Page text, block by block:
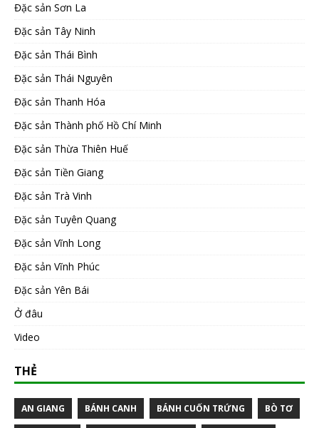
Đặc sản Sơn La
Đặc sản Tây Ninh
Đặc sản Thái Bình
Đặc sản Thái Nguyên
Đặc sản Thanh Hóa
Đặc sản Thành phố Hồ Chí Minh
Đặc sản Thừa Thiên Huế
Đặc sản Tiền Giang
Đặc sản Trà Vinh
Đặc sản Tuyên Quang
Đặc sản Vĩnh Long
Đặc sản Vĩnh Phúc
Đặc sản Yên Bái
Ở đâu
Video
THẺ
AN GIANG BÁNH CANH BÁNH CUỐN TRỨNG BÒ TƠ